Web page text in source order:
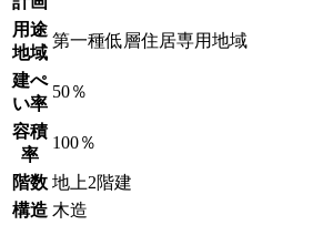
用途
地域
第一種低層住居専用地域
建ぺ
い率
50％
容積
率
100％
階数 地上2階建
構造 木造